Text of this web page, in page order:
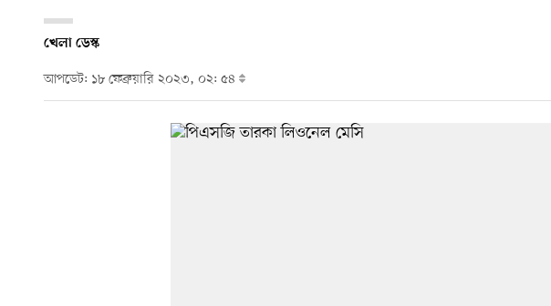
খেলা ডেস্ক
আপডেট: ১৮ ফেব্রুয়ারি ২০২৩, ০২: ৫৪